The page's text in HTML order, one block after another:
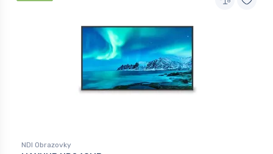
NDI Obrazovky